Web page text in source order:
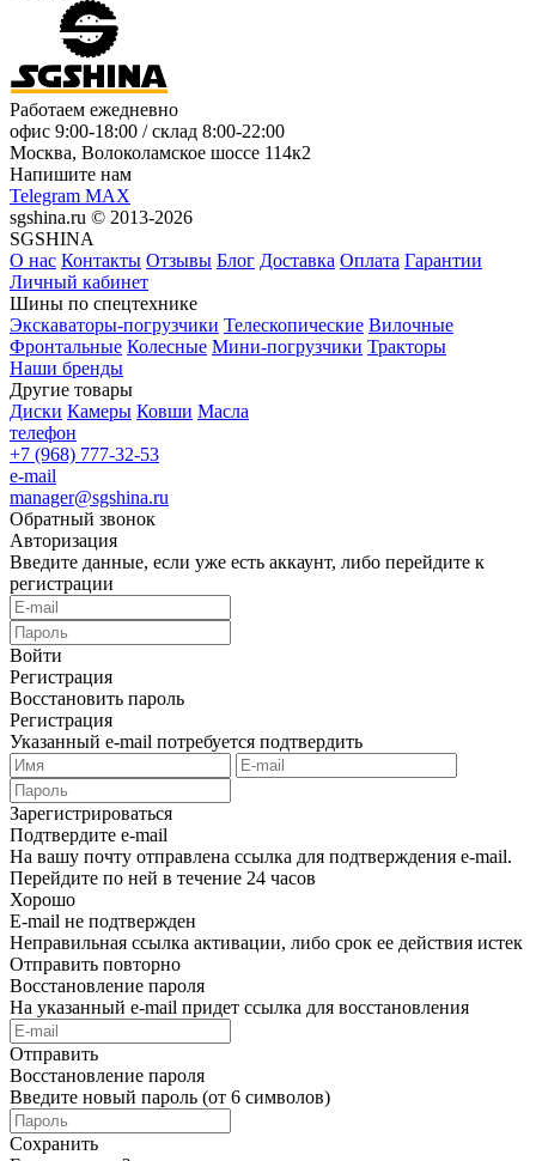
Работаем ежедневно
офис 9:00-18:00 / склад 8:00-22:00
Москва, Волоколамское шоссе 114к2
Напишите нам
Telegram MAX
sgshina.ru © 2013-2026
SGSHINA
О нас Контакты Отзывы Блог Доставка Оплата Гарантии
Личный кабинет
Шины по спецтехнике
Экскаваторы-погрузчики Телескопические Вилочные
Фронтальные Колесные Мини-погрузчики Тракторы
Наши бренды
Другие товары
Диски Камеры Ковши Масла
телефон
+7 (968) 777-32-53
e-mail
manager@sgshina.ru
Обратный звонок
Авторизация
Введите данные, если уже есть аккаунт, либо перейдите к
регистрации
Войти
Регистрация
Восстановить пароль
Регистрация
Указанный e-mail потребуется подтвердить
Зарегистрироваться
Подтвердите e-mail
На вашу почту отправлена ссылка для подтверждения e-mail.
Перейдите по ней в течение 24 часов
Хорошо
E-mail не подтвержден
Неправильная ссылка активации, либо срок ее действия истек
Отправить повторно
Восстановление пароля
На указанный e-mail придет ссылка для восстановления
Отправить
Восстановление пароля
Введите новый пароль (от 6 символов)
Сохранить